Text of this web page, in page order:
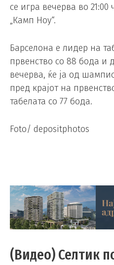
се игра вечерва во 21:00
„Камп Ноу“.
Барселона е лидер на
првенство со 88 бода и
вечерва, ќе ја од
пред крајот на
табелата со 77 бода.
Foto/ depositphotos
(Видео) Селтик